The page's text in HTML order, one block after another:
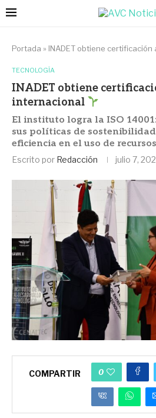
Portada » INADET obtiene
TECNOLOGÍA
INADET obtiene
internacional
El instituto logra la ISO
sus políticas de
eficiencia en el uso de
Escrito por Redacción julio 7,
COMPARTIR 0